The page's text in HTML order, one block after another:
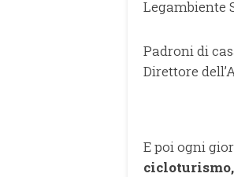
Legambiente
Padroni di
Direttore
E poi ogni